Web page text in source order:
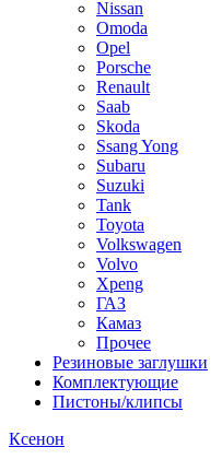
Nissan
Omoda
Opel
Porsche
Renault
Saab
Skoda
Ssang Yong
Subaru
Suzuki
Tank
Toyota
Volkswagen
Volvo
Xpeng
ГАЗ
Камаз
Прочее
Резиновые заглушки
Комплектующие
Пистоны/клипсы
Ксенон